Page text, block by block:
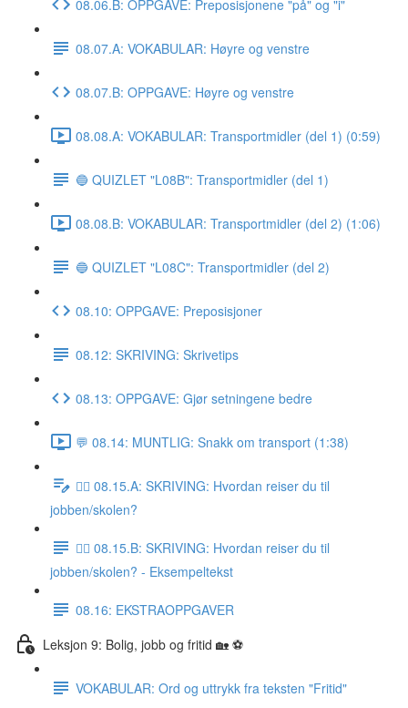
08.06.B: OPPGAVE: Preposisjonene "på" og "i"
08.07.A: VOKABULAR: Høyre og venstre
08.07.B: OPPGAVE: Høyre og venstre
08.08.A: VOKABULAR: Transportmidler (del 1) (0:59)
🔵 QUIZLET "L08B": Transportmidler (del 1)
08.08.B: VOKABULAR: Transportmidler (del 2) (1:06)
🔵 QUIZLET "L08C": Transportmidler (del 2)
08.10: OPPGAVE: Preposisjoner
08.12: SKRIVING: Skrivetips
08.13: OPPGAVE: Gjør setningene bedre
💬 08.14: MUNTLIG: Snakk om transport (1:38)
✍🏼 08.15.A: SKRIVING: Hvordan reiser du til
jobben/skolen?
✍🏼 08.15.B: SKRIVING: Hvordan reiser du til
jobben/skolen? - Eksempeltekst
08.16: EKSTRAOPPGAVER
Leksjon 9: Bolig, jobb og fritid 🏡 ⚽️
VOKABULAR: Ord og uttrykk fra teksten "Fritid"